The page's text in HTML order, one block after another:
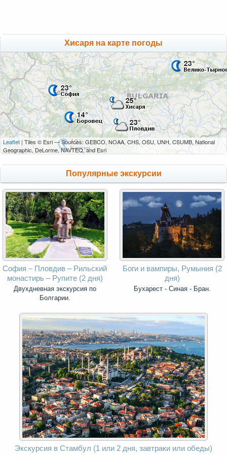
Хисаря на карте погоды
Leaflet | Tiles © Esri — Sources: GEBCO, NOAA, CHS, OSU, UNH, CSUMB, National
Geographic, DeLorme, NAVTEQ, and Esri
Популярные экскурсии
София – Пловдив – Рильский
монастирь – Рупите (2 дня)
Двухдневная экскурсия по
Болгарии.
Боги и вампиры, Румыния (2
дня)
Бухарест - Синая - Бран.
Экскурсия в Стамбул (1 или 2 дня, завтраки или обеды)